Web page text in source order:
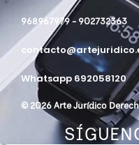
968967979 - 902732363
Whatsapp 692058120
© 2026 Arte Jurídico